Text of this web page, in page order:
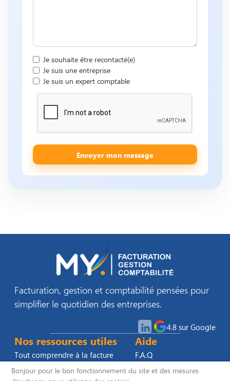
Je souhaite être recontacté(e)
Je suis une entreprise
Je suis un expert comptable
Envoyer mon message
Facturation, gestion et comptabilité pensées pour
simplifier le quotidien des entreprises.
4.8 sur Google
Nos ressources utiles
Tout comprendre à la facture
électronique
Nos guides pratiques
Aide
F.A.Q
Demander une
Bonjour pour le bon fonctionnement du site et des mesures